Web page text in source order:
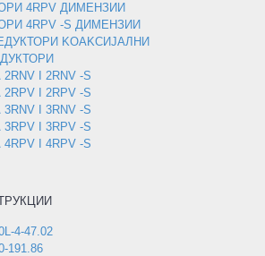
4RPV ДИМЕНЗИИ
4RPV -S ДИМЕНЗИИ
KOAKСИЈАЛНИ
I 2RNV -S
I 2RPV -S
I 3RNV -S
I 3RPV -S
I 4RPV -S
4-47.02
191.86